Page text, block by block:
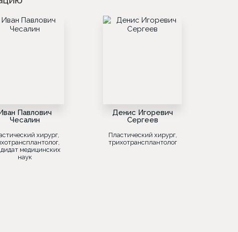
Павлович
Чесалин
хирург,
медицинских
наук
Денис Игоревич
Сергеев
Пластический хирург,
трихотрансплантолог